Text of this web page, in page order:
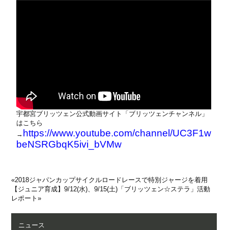
宇都宮ブリッツェン公式動画サイト「ブリッツェンチャンネル」
はこちら
→ https://www.youtube.com/channel/UC3F1w
beNSRGbqK5ivi_bVMw
«2018ジャパンカップサイクルロードレースで特別ジャージを着用
【ジュニア育成】9/12(水)、9/15(土)「ブリッツェン☆ステラ」活動
レポート»
ニュース